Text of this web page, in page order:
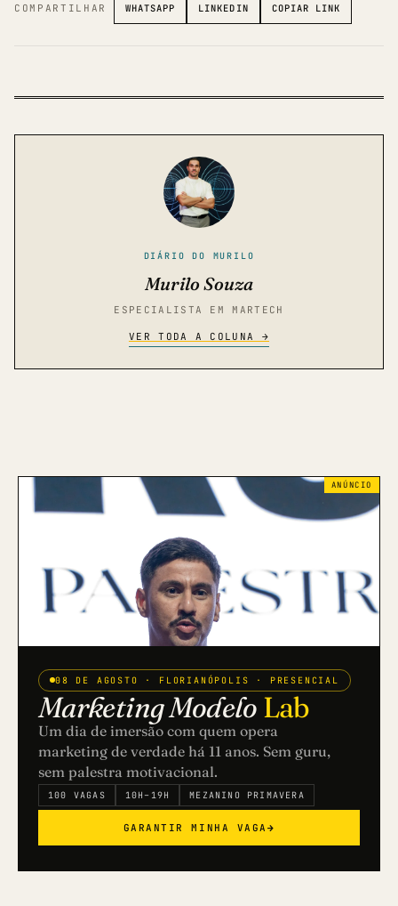
COMPARTILHAR WHATSAPP LINKEDIN COPIAR LINK
DIÁRIO DO MURILO
Murilo Souza
ESPECIALISTA EM MARTECH
VER TODA A COLUNA →
ANÚNCIO
08 DE AGOSTO · FLORIANÓPOLIS · PRESENCIAL
Marketing Modelo Lab
Um dia de imersão com quem opera
marketing de verdade há 11 anos. Sem guru,
sem palestra motivacional.
100 VAGAS 10H–19H MEZANINO PRIMAVERA
GARANTIR MINHA VAGA →